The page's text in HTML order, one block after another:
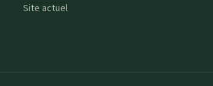
Site actuel